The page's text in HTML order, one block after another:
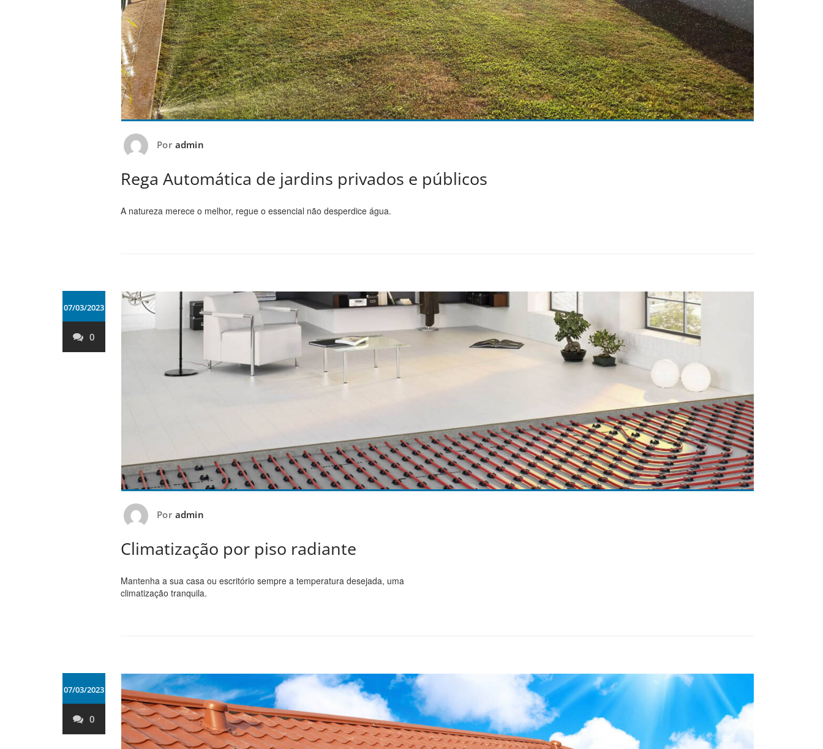
Por admin
Rega Automática de jardins privados e públicos
A natureza merece o melhor, regue o essencial não desperdice água.
07/03/2023
0
Por admin
Climatização por piso radiante
Mantenha a sua casa ou escritório sempre a temperatura desejada, uma
climatização tranquila.
07/03/2023
0